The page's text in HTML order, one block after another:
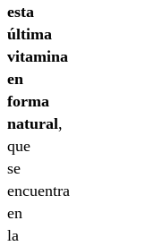
esta
última
vitamina
en
forma
natural,
que
se
encuentra
en
la